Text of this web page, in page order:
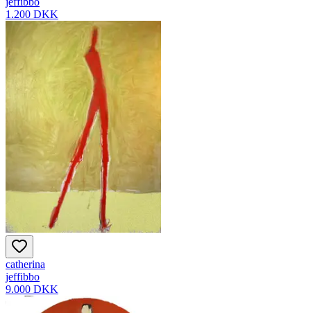
1.200 DKK
catherina
jeffibbo
9.000 DKK